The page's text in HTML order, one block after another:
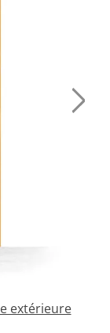
extérieure